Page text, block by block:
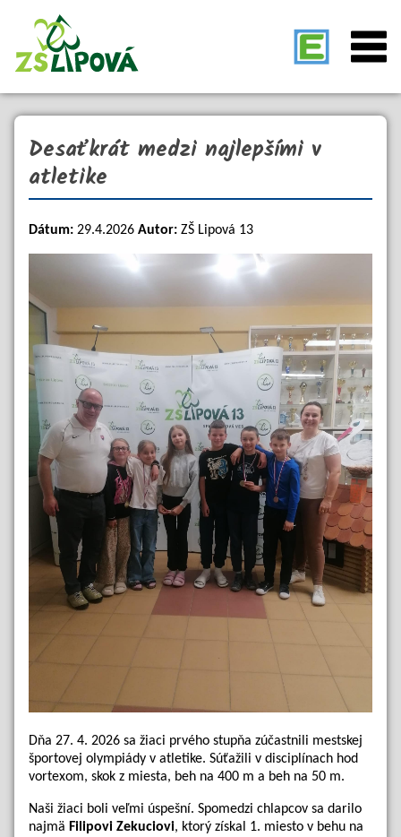
Desaťkrát medzi najlepšími v
atletike
Dátum: 29.4.2026 Autor: ZŠ Lipová 13
Dňa 27. 4. 2026 sa žiaci prvého stupňa zúčastnili mestskej
športovej olympiády v atletike. Súťažili v disciplínach hod
vortexom, skok z miesta, beh na 400 m a beh na 50 m.
Naši žiaci boli veľmi úspešní. Spomedzi chlapcov sa darilo
najmä Filipovi Zekuciovi, ktorý získal 1. miesto v behu na